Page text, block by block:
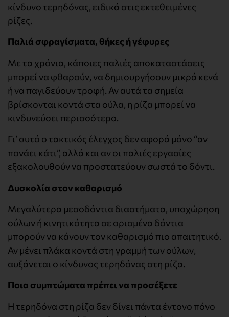
κίνδυνο τερηδόνας, ειδικά στις εκτεθειμένες
ρίζες.
Παλιά σφραγίσματα, θήκες ή γέφυρες
Με τα χρόνια, κάποιες παλιές αποκαταστάσεις
μπορεί να φθαρούν, να δημιουργήσουν μικρά κενά
ή να παγιδεύουν τροφή. Αν αυτά τα σημεία
βρίσκονται κοντά στα ούλα, η ρίζα μπορεί να
κινδυνεύσει περισσότερο.
Γι’ αυτό ο τακτικός έλεγχος δεν αφορά μόνο “αν
πονάει κάτι”, αλλά και αν οι παλιές εργασίες
εξακολουθούν να προστατεύουν σωστά το δόντι.
Δυσκολία στον καθαρισμό
Μεγαλύτερα μεσοδόντια διαστήματα, υποχώρηση
ούλων ή κινητικότητα σε ορισμένα δόντια
μπορούν να κάνουν τον καθαρισμό πιο απαιτητικό.
Αν μένει πλάκα κοντά στη γραμμή των ούλων,
αυξάνεται ο κίνδυνος τερηδόνας στη ρίζα.
Ποια συμπτώματα πρέπει να προσέξετε
Η τερηδόνα στη ρίζα δεν δίνει πάντα έντονο πόνο